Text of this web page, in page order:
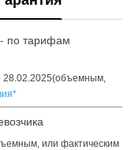
по тарифам
или фактическим